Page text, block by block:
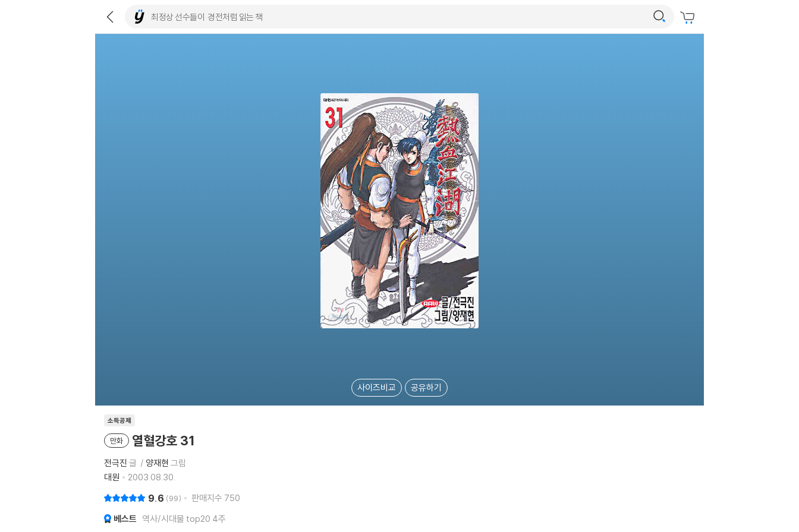
사이즈비교 공유하기
소득공제
만화 열혈강호 31
전극진 글 양재현 그림
대원
2003.08.30.
9.6 99 판매지수 750
베스트 역사/시대물 top20 4주